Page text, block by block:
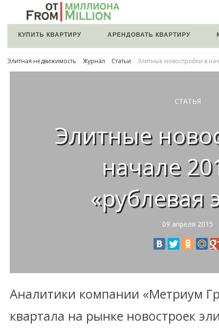
КУПИТЬ КВАРТИРУ АРЕНДОВАТЬ КВАРТИРУ
Элитная недвижимость Журнал Статьи Элитные новостройки в
СТАТЬЯ
Элитные
начале
«рублевая
09 апреля 2015
Аналитики компании «Метриум
квартала на рынке новостроек